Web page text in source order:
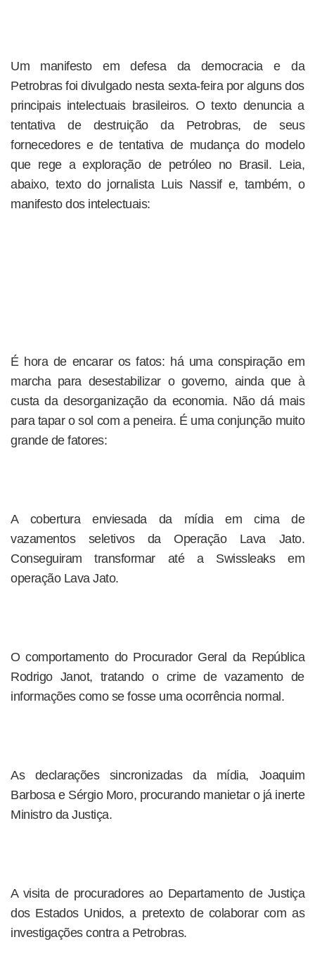
Um manifesto em defesa da democracia e da
Petrobras foi divulgado nesta sexta-feira por alguns dos
principais intelectuais brasileiros. O texto denuncia a
tentativa de destruição da Petrobras, de seus
fornecedores e de tentativa de mudança do modelo
que rege a exploração de petróleo no Brasil. Leia,
abaixo, texto do jornalista Luis Nassif e, também, o
manifesto dos intelectuais:
É hora de encarar os fatos: há uma conspiração em
marcha para desestabilizar o governo, ainda que à
custa da desorganização da economia. Não dá mais
para tapar o sol com a peneira. É uma conjunção muito
grande de fatores:
A cobertura enviesada da mídia em cima de
vazamentos seletivos da Operação Lava Jato.
Conseguiram transformar até a Swissleaks em
operação Lava Jato.
O comportamento do Procurador Geral da República
Rodrigo Janot, tratando o crime de vazamento de
informações como se fosse uma ocorrência normal.
As declarações sincronizadas da mídia, Joaquim
Barbosa e Sérgio Moro, procurando manietar o já inerte
Ministro da Justiça.
A visita de procuradores ao Departamento de Justiça
dos Estados Unidos, a pretexto de colaborar com as
investigações contra a Petrobras.